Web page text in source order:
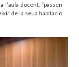
docent, “passen
de la seua habitació